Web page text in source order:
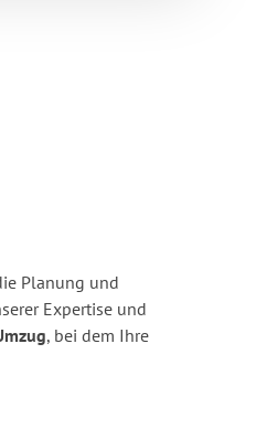
Planung und
Expertise und
, bei dem Ihre